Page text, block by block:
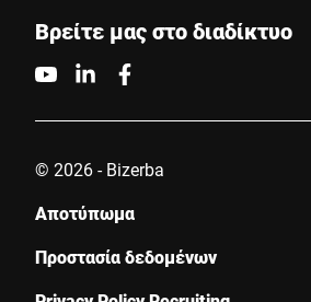
Βρείτε μας στο διαδίκτυο
© 2026 - Bizerba
Αποτύπωμα
Προστασία δεδομένων